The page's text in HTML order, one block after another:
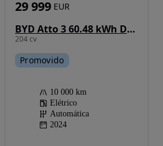
BYD Atto 3 60.48 kWh Design
204 cv
29 999 EUR
Promovido
10 000 km
Elétrico
Automática
2024